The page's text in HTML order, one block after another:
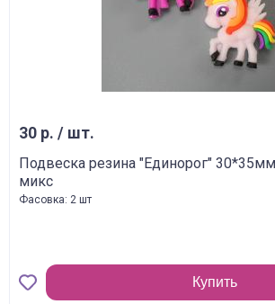
30 р. / шт.
Подвеска резина "Единорог"
микс
Фасовка: 2 шт
Купить